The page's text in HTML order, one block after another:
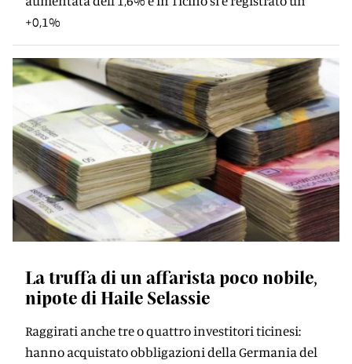
+0,1%
La truffa di un affarista poco nobile,
nipote di Haile Selassie
Raggirati anche tre o quattro investitori ticinesi:
hanno acquistato obbligazioni della Germania del